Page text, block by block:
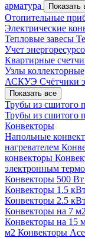
арматура
Показать
Отопительные
Электрические
Тепловые завесы
Учет
Квартирные
Узлы
АСКУЭ Счётчики
Показать все
Трубы из сшитого
Трубы из сшитого
Конвекторы
Напольные
нагревателем
конвекторы
электронным
Конвекторы 500 Вт
Конвекторы 1.5
Конвекторы 2.5
Конвекторы на 7 м2
Конвекторы на 15
м2 Конвекторы